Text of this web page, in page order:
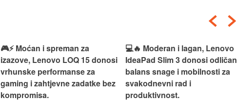
🎮⚡ Moćan i spreman za
izazove, Lenovo LOQ 15 donosi
vrhunske performanse za
gaming i zahtjevne zadatke bez
kompromisa.
💻🔥 Moderan i lagan, Lenovo
IdeaPad Slim 3 donosi odličan
balans snage i mobilnosti za
svakodnevni rad i
produktivnost.